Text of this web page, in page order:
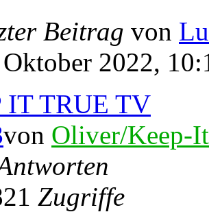
Beitrag von
2022,
IT TRUE TV
von Oliver/Keep-
Zugriffe